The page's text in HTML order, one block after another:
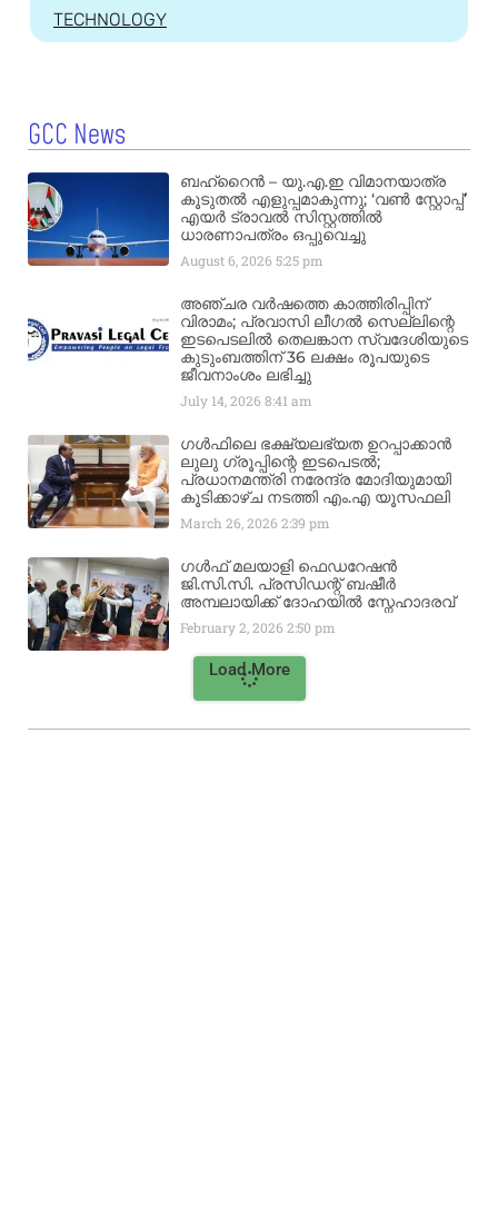
TECHNOLOGY
GCC News
ബഹ്‌റൈൻ – യു.എ.ഇ വിമാനയാത്ര
കൂടുതൽ എളുപ്പമാകുന്നു; ‘വൺ സ്റ്റോപ്പ്’
എയർ ട്രാവൽ സിസ്റ്റത്തിൽ
ധാരണാപത്രം ഒപ്പുവെച്ചു
August 6, 20265:25 pm
അഞ്ചര വർഷത്തെ കാത്തിരിപ്പിന്
വിരാമം; പ്രവാസി ലീഗൽ സെല്ലിന്റെ
ഇടപെടലിൽ തെലങ്കാന സ്വദേശിയുടെ
കുടുംബത്തിന് 36 ലക്ഷം രൂപയുടെ
ജീവനാംശം ലഭിച്ചു
July 14, 20268:41 am
ഗൾഫിലെ ഭക്ഷ്യലഭ്യത ഉറപ്പാക്കാൻ
ലുലു ഗ്രൂപ്പിന്റെ ഇടപെടൽ;
പ്രധാനമന്ത്രി നരേന്ദ്ര മോദിയുമായി
കൂടിക്കാഴ്ച നടത്തി എം.എ യൂസഫലി
March 26, 20262:39 pm
ഗൾഫ് മലയാളി ഫെഡറേഷൻ
ജി.സി.സി. പ്രസിഡന്റ് ബഷീർ
അമ്പലായിക്ക് ദോഹയിൽ സ്നേഹാദരവ്
February 2, 20262:50 pm
Load More